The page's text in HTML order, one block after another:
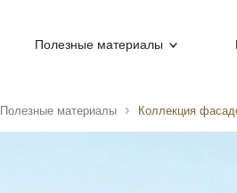
Полезные материалы
Полезные материалы Коллекция